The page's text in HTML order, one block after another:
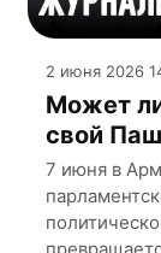
2 июня 2026
Может
свой
7 июня в